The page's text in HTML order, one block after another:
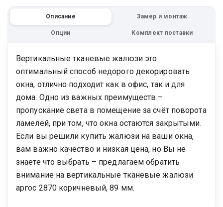
Описание Замер и монтаж
Опции Комплект поставки
Вертикальные тканевые жалюзи это
оптимальный способ недорого декорировать
окна, отлично подходит как в офис, так и для
дома. Одно из важных преимуществ –
пропускание света в помещение за счёт поворота
ламелей, при том, что окна остаются закрытыми.
Если вы решили купить жалюзи на ваши окна,
вам важно качество и низкая цена, но Вы не
знаете что выбрать – предлагаем обратить
внимание на вертикальные тканевые жалюзи
аргос 2870 коричневый, 89 мм.